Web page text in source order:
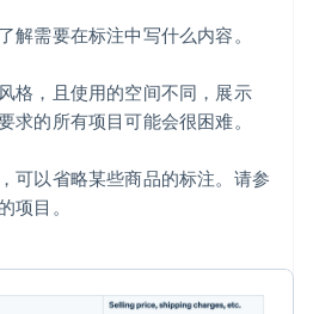
解需要在标注中写什么内容。
格，且使用的空间不同，展示
求的所有项目可能会很困难。
，可以省略某些商品的标注。请参
项目。